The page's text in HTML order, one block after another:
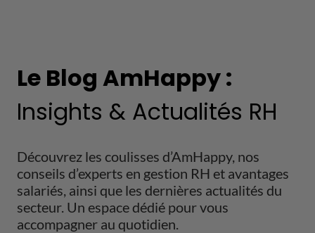
Le Blog AmHappy :
Insights & Actualités RH
Découvrez les coulisses d’AmHappy, nos
conseils d’experts en gestion RH et avantages
salariés, ainsi que les dernières actualités du
secteur. Un espace dédié pour vous
accompagner au quotidien.